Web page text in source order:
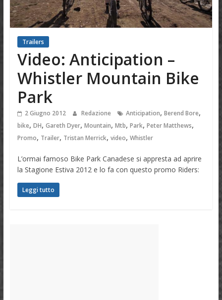
Trailers
Video: Anticipation –
Whistler Mountain Bike
Park
2 Giugno 2012 Redazione Anticipation, Berend Bore,
bike, DH, Gareth Dyer, Mountain, Mtb, Park, Peter Matthews,
Promo, Trailer, Tristan Merrick, video, Whistler
L’ormai famoso Bike Park Canadese si appresta ad aprire
la Stagione Estiva 2012 e lo fa con questo promo Riders:
Leggi tutto